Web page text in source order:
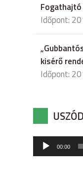
Időpont:
kisérő
Időpont:
Audió
lejátszó
00:00